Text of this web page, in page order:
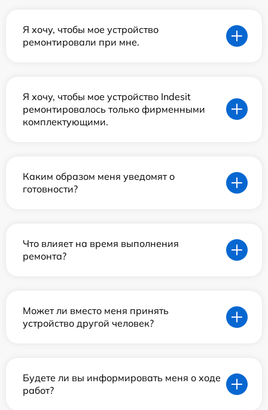
Я хочу, чтобы мое устройство
ремонтировали при мне.
Я хочу, чтобы мое устройство Indesit
ремонтировалось только фирменными
комплектующими.
Каким образом меня уведомят о
готовности?
Что влияет на время выполнения
ремонта?
Может ли вместо меня принять
устройство другой человек?
Будете ли вы информировать меня о ходе
работ?